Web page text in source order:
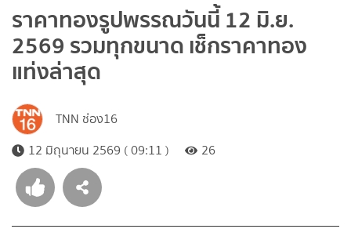
ราคาทองรูปพรรณวันนี้ 12 มิ.ย.
2569 รวมทุกขนาด เช็กราคาทอง
แท่งล่าสุด
TNN ช่อง16
12 มิถุนายน 2569 ( 09:11 )
26